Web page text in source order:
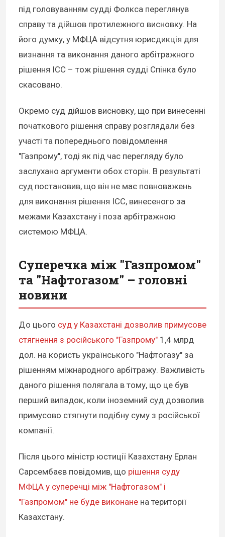
під головуванням судді Фолкса переглянув
справу та дійшов протилежного висновку. На
його думку, у МФЦА відсутня юрисдикція для
визнання та виконання даного арбітражного
рішення ICC – тож рішення судді Спінка було
скасовано.
Окремо суд дійшов висновку, що при винесенні
початкового рішення справу розглядали без
участі та попереднього повідомлення
"Газпрому", тоді як під час перегляду було
заслухано аргументи обох сторін. В результаті
суд постановив, що він не має повноважень
для виконання рішення ICC, винесеного за
межами Казахстану і поза арбітражною
системою МФЦА.
Суперечка між "Газпромом"
та "Нафтогазом" – головні
новини
До цього суд у Казахстані дозволив примусове
стягнення з російського "Газпрому" 1,4 млрд
дол. на користь українського "Нафтогазу" за
рішенням міжнародного арбітражу. Важливість
даного рішення полягала в тому, що це був
перший випадок, коли іноземний суд дозволив
примусово стягнути подібну суму з російської
компанії.
Після цього міністр юстиції Казахстану Ерлан
Сарсембаєв повідомив, що рішення суду
МФЦА у суперечці між "Нафтогазом" і
"Газпромом" не буде виконане на території
Казахстану.